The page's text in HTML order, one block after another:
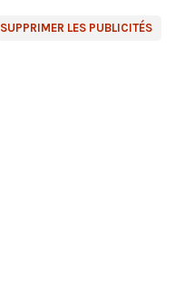
SUPPRIMER LES PUBLICITÉS